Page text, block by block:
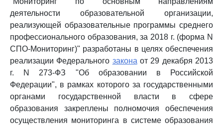
деятельности образовательной организации,
реализующей образовательные программы среднего
профессионального образования, за 2018 г. (форма N
СПО-Мониторинг)" разработаны в целях обеспечения
реализации Федерального закона от 29 декабря 2013
г. N 273-ФЗ "Об образовании в Российской
Федерации", в рамках которого за государственными
органами государственной власти в сфере
образования закреплены полномочия обеспечения
осуществления мониторинга в системе образования